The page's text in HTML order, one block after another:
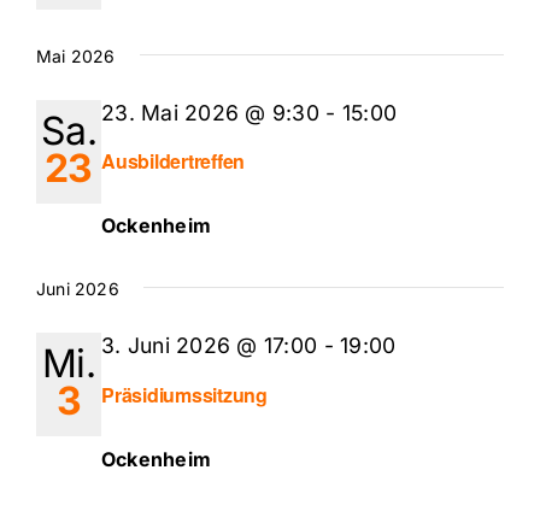
Mai 2026
Sa.
23 Ausbildertreffen
23. Mai 2026 @ 9:30 - 15:00
Ockenheim
Juni 2026
Mi.
3 Präsidiumssitzung
3. Juni 2026 @ 17:00 -19:00
Ockenheim